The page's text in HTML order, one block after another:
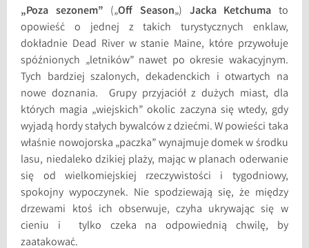
„Poza sezonem” („Off Season„) Jacka Ketchuma to
opowieść o jednej z takich turystycznych enklaw,
dokładnie Dead River w stanie Maine, które przywołuje
spóźnionych „letników” nawet po okresie wakacyjnym.
Tych bardziej szalonych, dekadenckich i otwartych na
nowe doznania. Grupy przyjaciół z dużych miast, dla
których magia „wiejskich” okolic zaczyna się wtedy, gdy
wyjadą hordy stałych bywalców z dziećmi. W powieści taka
właśnie nowojorska „paczka” wynajmuje domek w środku
lasu, niedaleko dzikiej plaży, mając w planach oderwanie
się od wielkomiejskiej rzeczywistości i tygodniowy,
spokojny wypoczynek. Nie spodziewają się, że między
drzewami ktoś ich obserwuje, czyha ukrywając się w
cieniu i tylko czeka na odpowiednią chwilę, by
zaatakować.